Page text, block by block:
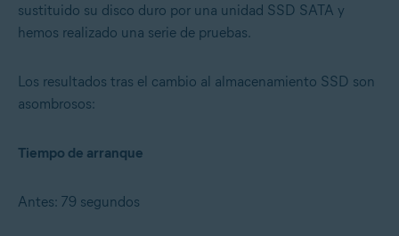
sustituido su disco duro por una unidad SSD SATA y
hemos realizado una serie de pruebas.
Los resultados tras el cambio al almacenamiento SSD son
asombrosos:
Tiempo de arranque
Antes: 79 segundos